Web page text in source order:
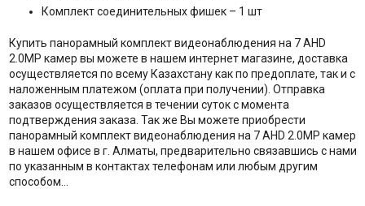
Комплект соединительных фишек – 1 шт
Купить панорамный комплект видеонаблюдения на 7 AHD
2.0MP камер вы можете в нашем интернет магазине, доставка
осуществляется по всему Казахстану как по предоплате, так и с
наложенным платежом (оплата при получении). Отправка
заказов осуществляется в течении суток с момента
подтверждения заказа. Так же Вы можете приобрести
панорамный комплект видеонаблюдения на 7 AHD 2.0MP камер
в нашем офисе в г. Алматы, предварительно связавшись с нами
по указанным в контактах телефонам или любым другим
способом…